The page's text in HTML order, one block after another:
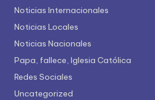
Noticias Internacionales
Noticias Locales
Noticias Nacionales
Papa, fallece, Iglesia Católica
Redes Sociales
Uncategorized